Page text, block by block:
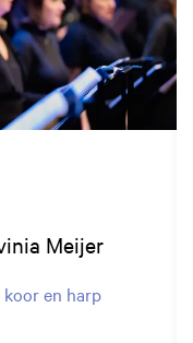
Meijer
koor en harp